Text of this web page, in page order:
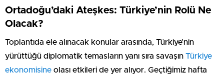
Ortadoğu’daki Ateşkes: Türkiye’nin Rolü Ne
Olacak?
Toplantıda ele alınacak konular arasında, Türkiye’nin
yürüttüğü diplomatik temasların yanı sıra savaşın Türkiye
ekonomisine olası etkileri de yer alıyor. Geçtiğimiz hafta